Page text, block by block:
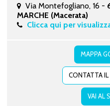
Via Montefogliano, 16 -
MARCHE (Macerata)
Clicca qui per
MAPPA
CONTATTA
VAI AL